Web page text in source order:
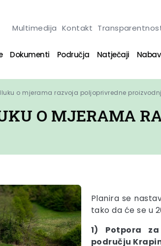
Multimedija Kontakt
Dokumenti Područja Natječaji
o mjerama razvoja poljoprivredne
O MJERAMA
Planira se
tako da će se u
1)
Potpora
području